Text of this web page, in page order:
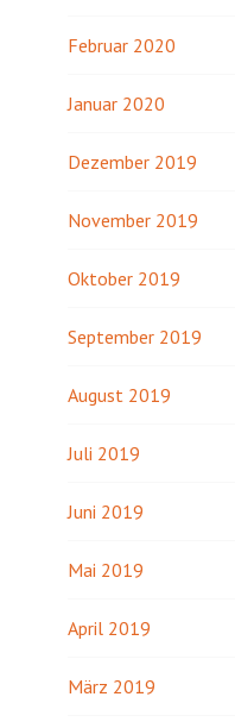
Februar 2020
Januar 2020
Dezember 2019
November 2019
Oktober 2019
September 2019
August 2019
Juli 2019
Juni 2019
Mai 2019
April 2019
März 2019